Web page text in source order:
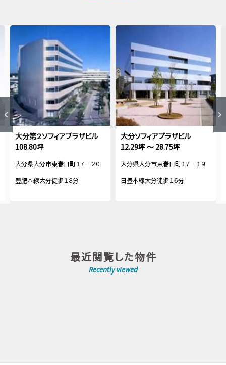
大分第２ソフィアプラザビル
108.80坪
大分県大分市東春日町１７－２０
豊肥本線大分徒歩１８分
大分ソフィアプラザビル
12.29坪 ～ 28.75坪
大分県大分市東春日町１７－１９
日豊本線大分徒歩１６分
最近閲覧した物件
Recently viewed